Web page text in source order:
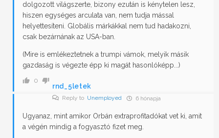
dolgozott világszerte, bizony ezután is kénytelen lesz,
hiszen egységes arculata van, nem tudja mással
helyettesíteni. Globális márkákkal nem tud hadakozni,
csak bezárnának az USA-ban.
(Mire is emlékeztetnek a trumpi vámok, melyik másik
gazdaság is végezte épp ki magát hasonlóképp...)
0
rnd_5letek
Reply to Unemployed 6 hónapja
Ugyanaz, mint amikor Orbán extraprofitadókat vet ki, amit
a végén mindig a fogyasztó fizet meg.